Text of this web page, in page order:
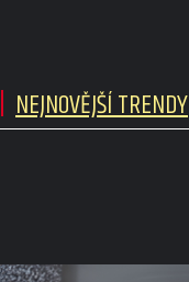
NEJNOVĚJŠÍ TRENDY